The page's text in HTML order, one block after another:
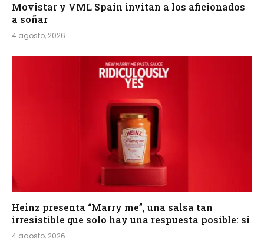
Movistar y VML Spain invitan a los aficionados
a soñar
4 agosto, 2026
Heinz presenta “Marry me”, una salsa tan
irresistible que solo hay una respuesta posible: sí
4 agosto, 2026